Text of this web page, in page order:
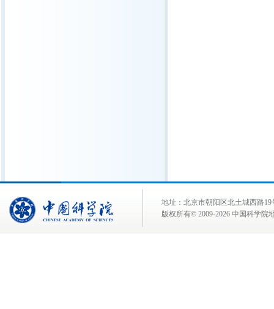
地址：北京市朝阳区北土城西路
版权所有© 2009-2026 中国科学院